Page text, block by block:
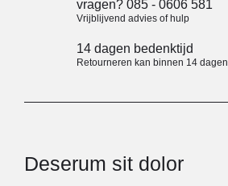
vragen? 085 - 0606 581
Vrijblijvend advies of hulp
14 dagen bedenktijd
Retourneren kan binnen 14 dagen
Deserum sit dolor